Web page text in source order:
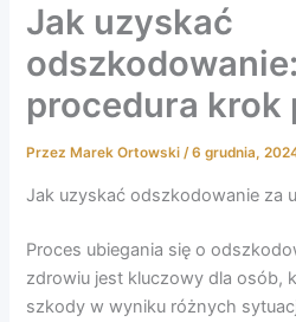
Jak uzyskać
procedura krok
Przez Marek Ortowski/6 grudnia,
Jak uzyskać odszkodowanie za
Proces ubiegania się o
zdrowiu jest kluczowy dla osób,
szkody w wyniku różnych